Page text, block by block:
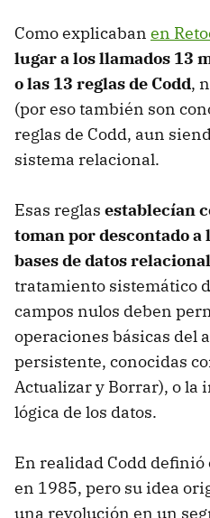
Como explicaban en
lugar a los llamados 13
o las 13 reglas de Codd,
(por eso también son
reglas de Codd, aun
sistema relacional.
Esas reglas establecían
toman por descontado
bases de datos
tratamiento sistemático
campos nulos deben
operaciones básicas del
persistente, conocidas
Actualizar y Borrar), o la
lógica de los datos.
En realidad Codd definió
en 1985, pero su idea
una revolución en un